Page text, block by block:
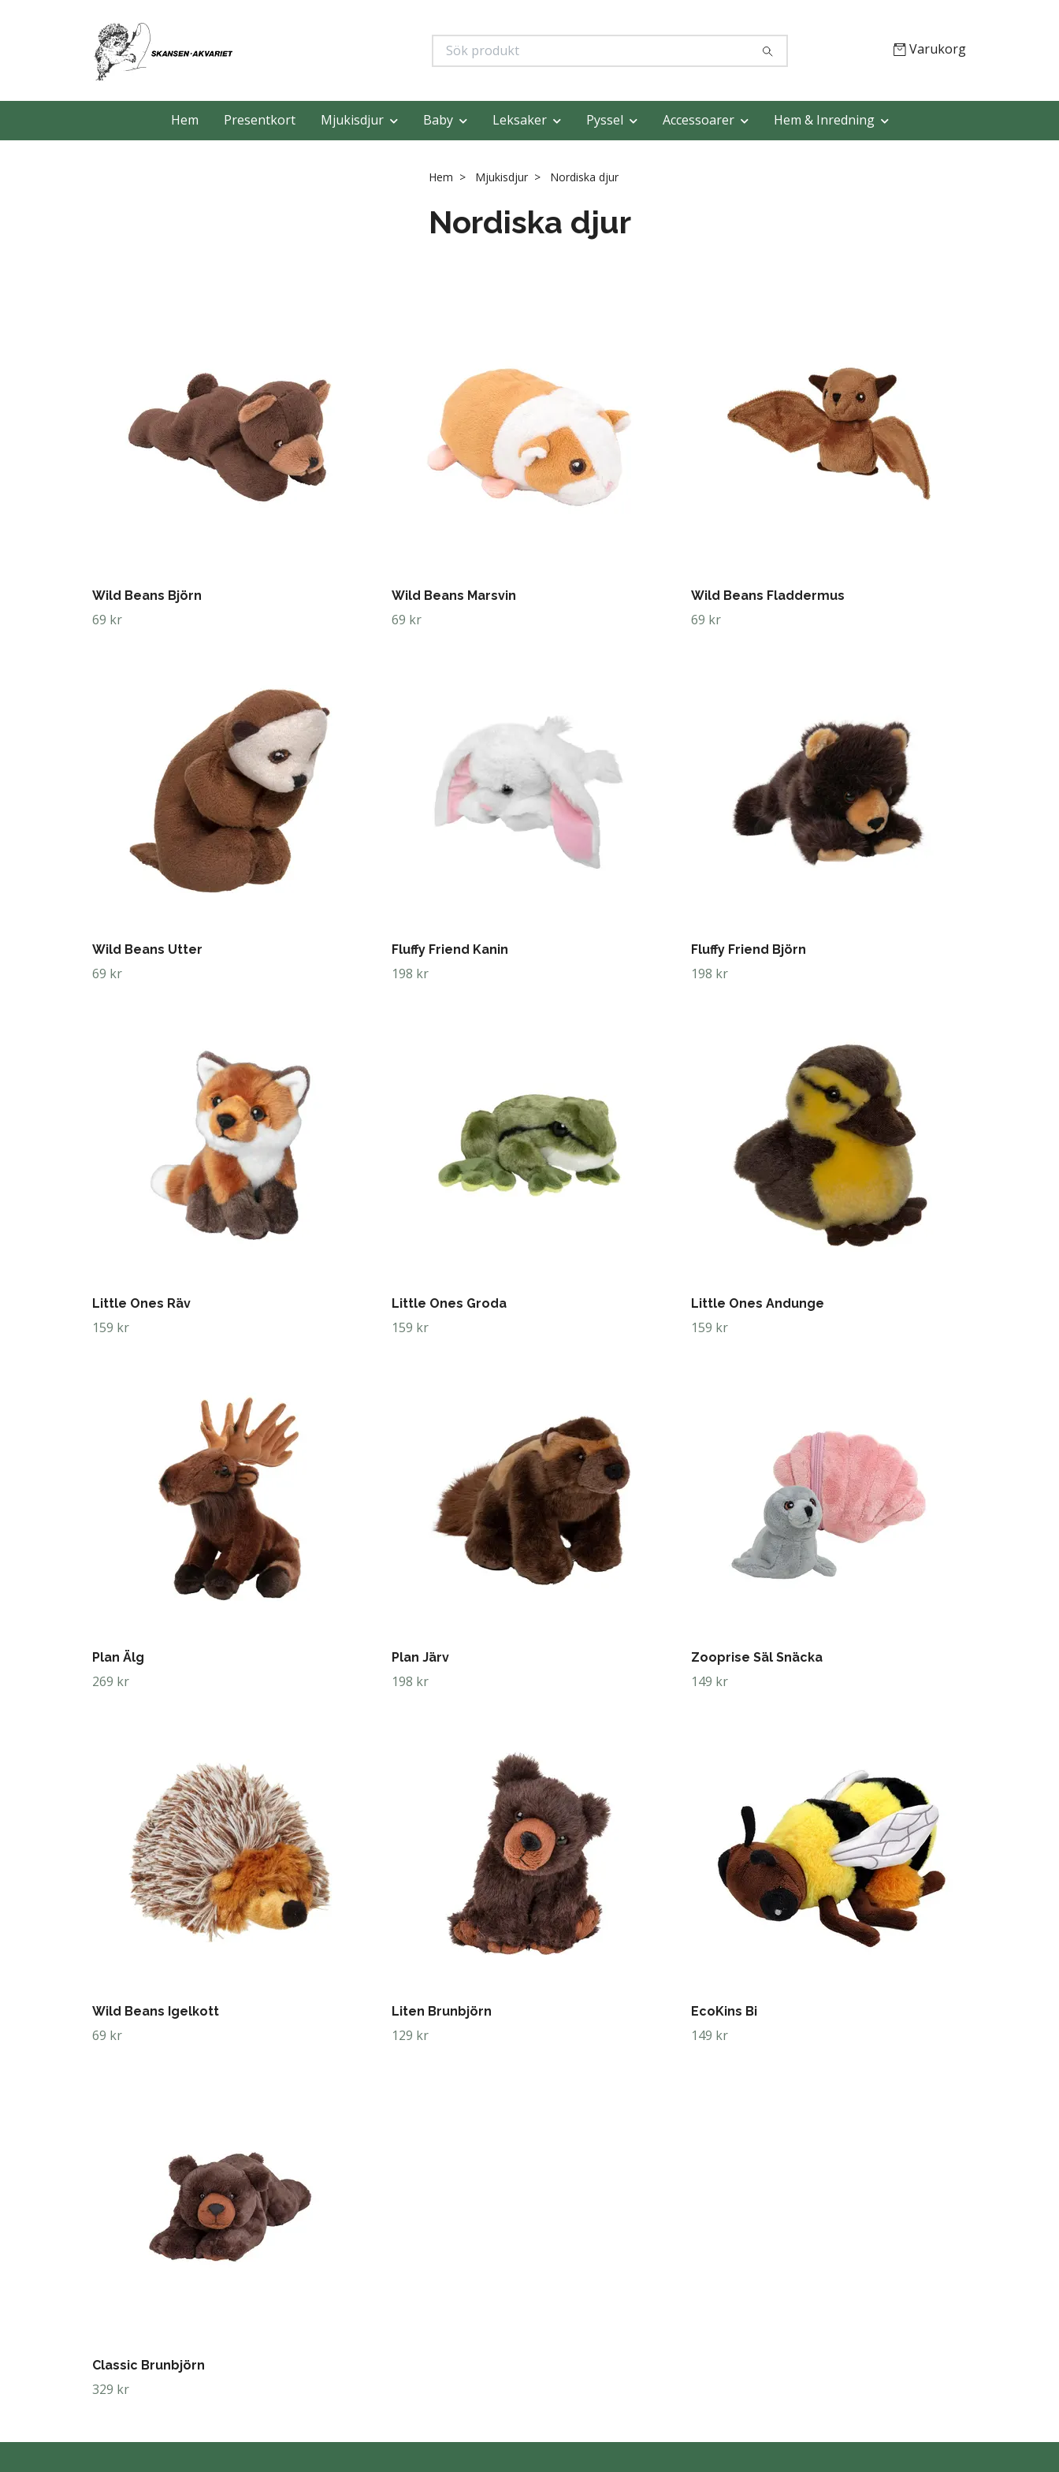
Varukorg
Hem Presentkort Mjukisdjur Baby Leksaker Pyssel Accessoarer Hem & Inredning
Hem Mjukisdjur Nordiska djur
Nordiska djur
Wild Beans Björn
69 kr
Wild Beans Marsvin
69 kr
Wild Beans Fladdermus
69 kr
Wild Beans Utter
69 kr
Fluffy Friend Kanin
198 kr
Fluffy Friend Björn
198 kr
Little Ones Räv
159 kr
Little Ones Groda
159 kr
Little Ones Andunge
159 kr
Plan Älg
269 kr
Plan Järv
198 kr
Zooprise Säl Snäcka
149 kr
Wild Beans Igelkott
69 kr
Liten Brunbjörn
129 kr
EcoKins Bi
149 kr
Classic Brunbjörn
329 kr